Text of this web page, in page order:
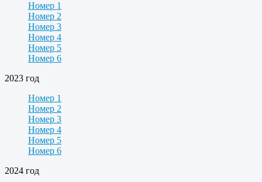
Номер 1
Номер 2
Номер 3
Номер 4
Номер 5
Номер 6
2023 год
Номер 1
Номер 2
Номер 3
Номер 4
Номер 5
Номер 6
2024 год